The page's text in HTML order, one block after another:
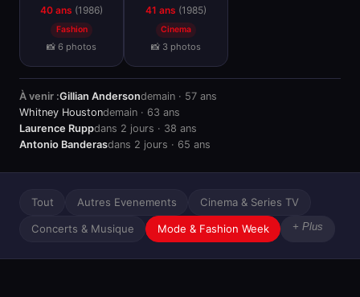
40 ans (1986)
Fashion
📸 6 photos
41 ans (1985)
Cinema
📸 3 photos
À venir :Gillian Andersondemain · 57 ans
Whitney Houstondemain · 63 ans
Laurence Ruppdans 2 jours · 38 ans
Antonio Banderasdans 2 jours · 65 ans
Tout Autres Evenements Cinema & Series TV
Concerts & Musique Mode & Fashion Week + Plus